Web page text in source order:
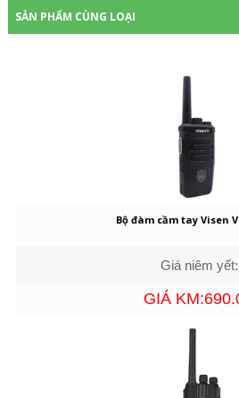
SẢN PHẨM CÙNG LOẠI
Bộ đàm cầm tay Visen
Giá niêm yết:
GIÁ